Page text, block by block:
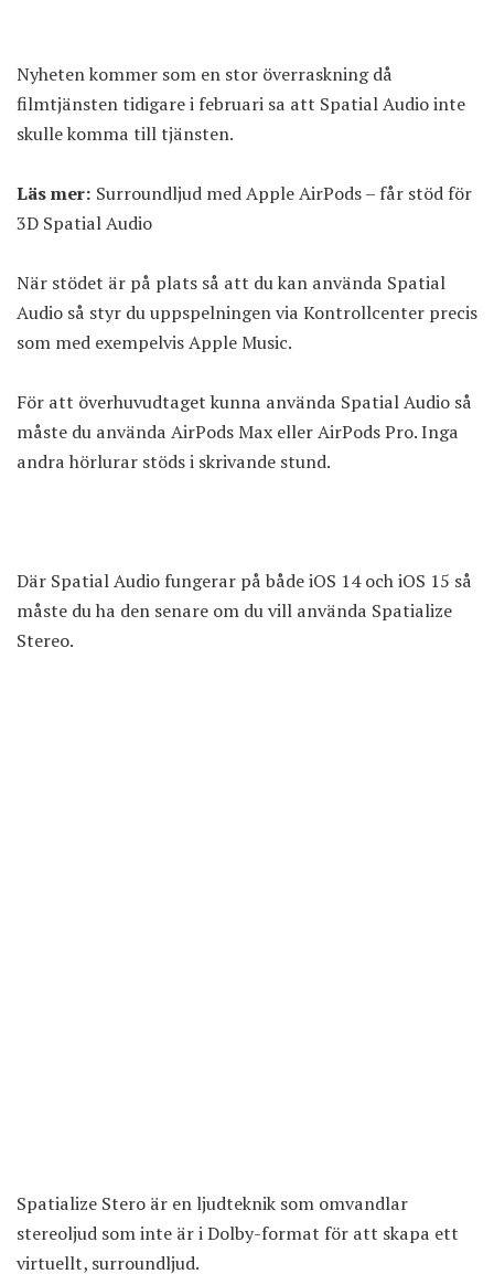
Nyheten kommer som en stor överraskning då
filmtjänstentidigare i februari sa att Spatial Audio inte
skulle komma till tjänsten.
Läs mer: Surroundljud med Apple AirPods – får stöd för
3D Spatial Audio
När stödet är på plats så att du kan använda Spatial
Audio så styr du uppspelningen via Kontrollcenter precis
som med exempelvis Apple Music.
För att överhuvudtaget kunna använda Spatial Audio så
måste du använda AirPods Max eller AirPods Pro. Inga
andra hörlurar stöds i skrivande stund.
Där Spatial Audio fungerar på både iOS 14 och iOS 15 så
måste du ha den senare om du vill använda Spatialize
Stereo.
Spatialize Stero är en ljudteknik som omvandlar
stereoljud som inte är i Dolby-format för att skapa ett
virtuellt, surroundljud.